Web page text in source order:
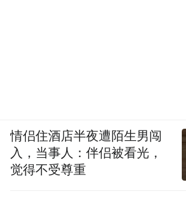
情侣住酒店半夜遭陌生男闯
入，当事人：伴侣被看光，
觉得不受尊重